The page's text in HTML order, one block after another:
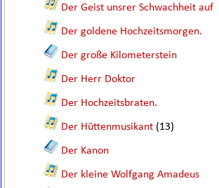
Der Geist unsrer Schwachheit auf
Der goldene Hochzeitsmorgen.
Der große Kilometerstein
Der Herr Doktor
Der Hochzeitsbraten.
Der Hüttenmusikant (13)
Der Kanon
Der kleine Wolfgang Amadeus